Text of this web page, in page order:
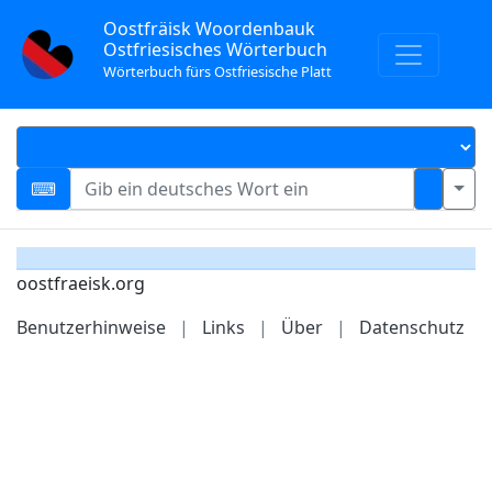
Oostfräisk Woordenbauk
Ostfriesisches Wörterbuch
Wörterbuch fürs Ostfriesische Platt
oostfraeisk.org
Benutzerhinweise
| Links | Über | Datenschutz